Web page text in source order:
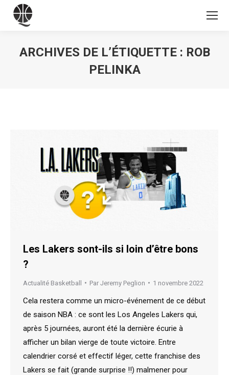
ARCHIVES DE L’ÉTIQUETTE : ROB
PELINKA
Les Lakers sont-ils si loin d’être bons
?
Actualité Basketball Par Jeremy Peglion 1 novembre 2022
Cela restera comme un micro-événement de ce début
de saison NBA : ce sont les Los Angeles Lakers qui,
après 5 journées, auront été la dernière écurie à
afficher un bilan vierge de toute victoire. Entre
calendrier corsé et effectif léger, cette franchise des
Lakers se fait (grande surprise !!) malmener pour